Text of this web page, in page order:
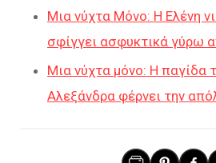
Μια νύχτα Μόνο: Η Ελένη
σφίγγει ασφυκτικά γύρω
Μια νύχτα μόνο: Η παγίδα
Αλεξάνδρα φέρνει την